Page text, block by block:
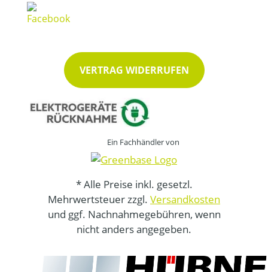
VERTRAG WIDERRUFEN
Ein Fachhändler von
* Alle Preise inkl. gesetzl.
Mehrwertsteuer zzgl. Versandkosten
und ggf. Nachnahmegebühren, wenn
nicht anders angegeben.